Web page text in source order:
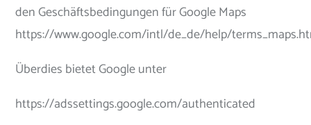
den Geschäftsbedingungen für Google Maps
https://www.google.com/intl/de_de/help/
Überdies bietet Google unter
https://adssettings.google.com/authenticated